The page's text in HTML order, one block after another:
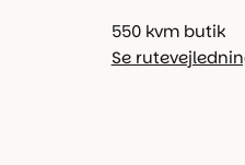
550 kvm butik
Se